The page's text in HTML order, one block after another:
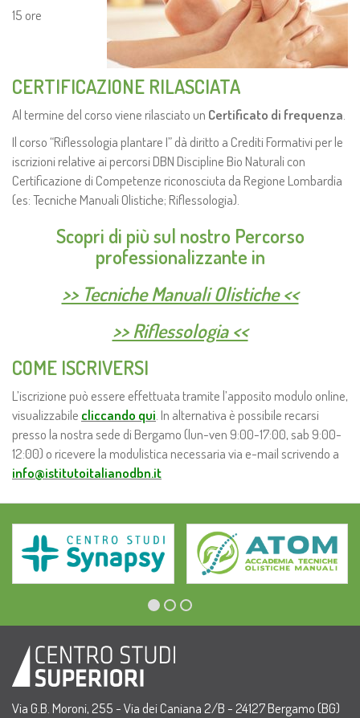
15 ore
CERTIFICAZIONE RILASCIATA
Al termine del corso viene rilasciato un Certificato di frequenza
Il corso “Riflessologia plantare I” dà diritto a Crediti Formativi per le
iscrizioni relative ai percorsi DBN Discipline Bio Naturali con
Certificazione di Competenze riconosciuta da Regione Lombardia
(es: Tecniche Manuali Olistiche; Riflessologia).
Scopri di più sul nostro Percorso
professionalizzante in
>> Tecniche Manuali Olistiche <<
>> Riflessologia <<
COME ISCRIVERSI
L’iscrizione può essere effettuata tramite l’apposito modulo online,
visualizzabile cliccando qui . In alternativa è possibile recarsi
presso la nostra sede di Bergamo (lun-ven 9:00-17:00, sab 9:00-
12:00) o ricevere la modulistica necessaria via e-mail scrivendo a
info@istitutoitalianodbn.it
Via G.B. Moroni, 255 - Via dei Caniana 2/B - 24127 Bergamo (BG)